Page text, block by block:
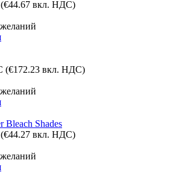
(€44.67 вкл. НДС)
(€172.23 вкл. НДС)
Bleach Shades
(€44.27 вкл. НДС)